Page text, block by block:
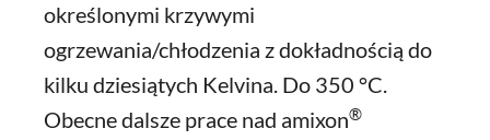
określonymi krzywymi
ogrzewania/chłodzenia z dokładnością do
kilku dziesiątych Kelvina. Do 350 °C.
Obecne dalsze prace nad amixon®